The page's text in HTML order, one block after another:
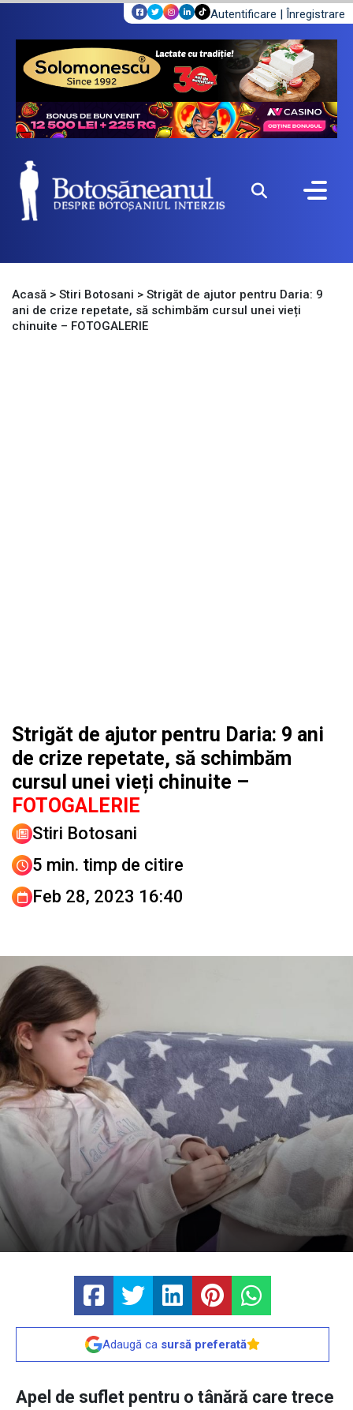
Autentificare | Înregistrare
Acasă > Stiri Botosani > Strigăt de ajutor pentru Daria: 9
ani de crize repetate, să schimbăm cursul unei vieți
chinuite – FOTOGALERIE
Strigăt de ajutor pentru Daria: 9 ani
de crize repetate, să schimbăm
cursul unei vieți chinuite –
FOTOGALERIE
Stiri Botosani
5 min. timp de citire
Feb 28, 2023 16:40
Adaugă ca sursă preferată
Apel de suflet pentru o tânără care trece